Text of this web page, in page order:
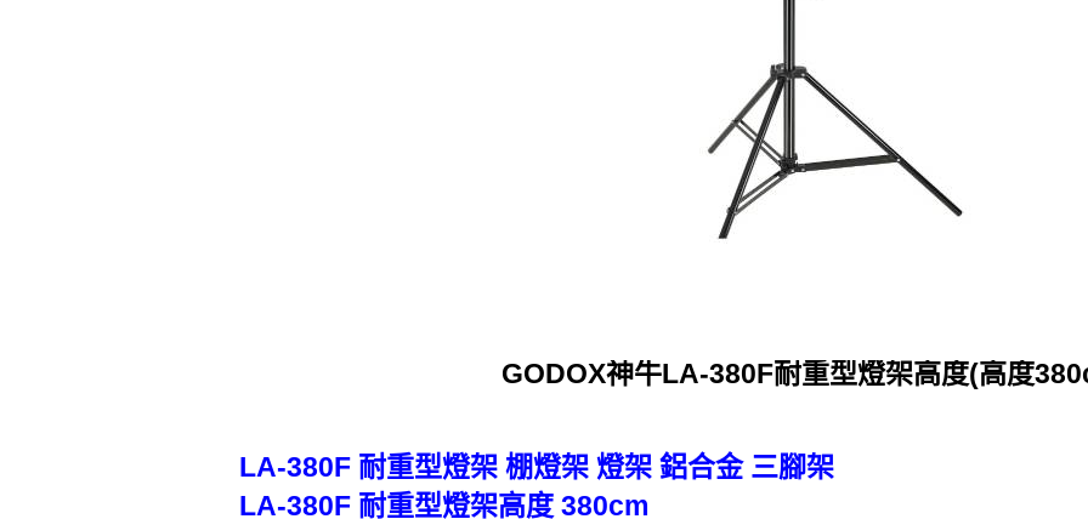
GODOX神牛LA-380F耐重型燈架高度(高度
LA-380F 耐重型燈架 棚燈架 燈架 鋁合金 三腳架
LA-380F 耐重型燈架高度 380cm